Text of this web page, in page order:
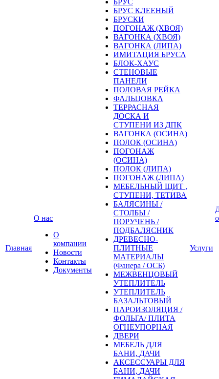
Главная
О нас
О
компании
Новости
Контакты
Документы
БРУС
БРУС КЛЕЕНЫЙ
БРУСКИ
ПОГОНАЖ (ХВОЯ)
ВАГОНКА (ХВОЯ)
ВАГОНКА (ЛИПА)
ИМИТАЦИЯ БРУСА
БЛОК-ХАУС
СТЕНОВЫЕ
ПАНЕЛИ
ПОЛОВАЯ РЕЙКА
ФАЛЬЦОВКА
ТЕРРАСНАЯ
ДОСКА И
СТУПЕНИ ИЗ ДПК
ВАГОНКА (ОСИНА)
ПОЛОК (ОСИНА)
ПОГОНАЖ
(ОСИНА)
ПОЛОК (ЛИПА)
ПОГОНАЖ (ЛИПА)
МЕБЕЛЬНЫЙ ЩИТ ,
СТУПЕНИ, ТЕТИВА
БАЛЯСИНЫ /
СТОЛБЫ /
ПОРУЧЕНЬ /
ПОДБАЛЯСНИК
ДРЕВЕСНО-
ПЛИТНЫЕ
МАТЕРИАЛЫ
(Фанера / ОСБ)
МЕЖВЕНЦОВЫЙ
УТЕПЛИТЕЛЬ
УТЕПЛИТЕЛЬ
БАЗАЛЬТОВЫЙ
ПАРОИЗОЛЯЦИЯ /
ФОЛЬГА/ ПЛИТА
ОГНЕУПОРНАЯ
ДВЕРИ
МЕБЕЛЬ ДЛЯ
БАНИ, ДАЧИ
АКСЕССУАРЫ ДЛЯ
БАНИ, ДАЧИ
Услуги